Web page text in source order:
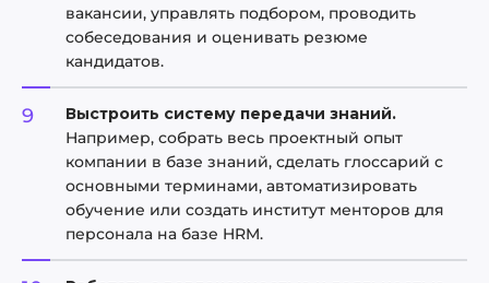
вакансии, управлять подбором, проводить
собеседования и оценивать резюме
кандидатов.
Выстроить систему передачи знаний.
Например, собрать весь проектный опыт
компании в базе знаний, сделать глоссарий с
основными терминами, автоматизировать
обучение или создать институт менторов для
персонала на базе HRM.